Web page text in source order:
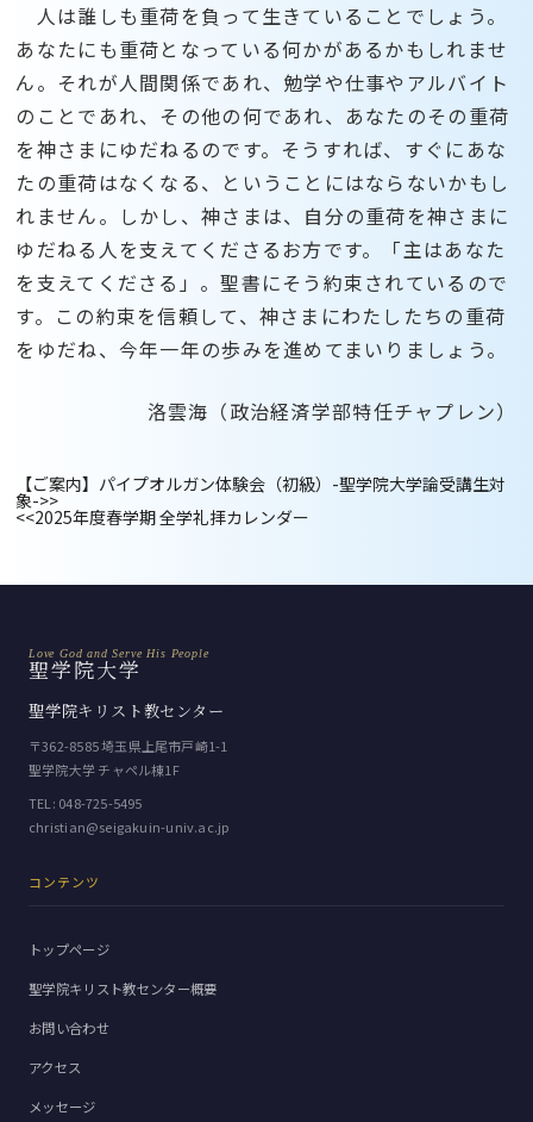
人は誰しも重荷を負って生きていることでしょう。
あなたにも重荷となっている何かがあるかもしれませ
ん。それが人間関係であれ、勉学や仕事やアルバイト
のことであれ、その他の何であれ、あなたのその重荷
を神さまにゆだねるのです。そうすれば、すぐにあな
たの重荷はなくなる、ということにはならないかもし
れません。しかし、神さまは、自分の重荷を神さまに
ゆだねる人を支えてくださるお方です。「主はあなた
を支えてくださる」。聖書にそう約束されているので
す。この約束を信頼して、神さまにわたしたちの重荷
をゆだね、今年一年の歩みを進めてまいりましょう。
洛雲海（政治経済学部特任チャプレン）
【ご案内】パイプオルガン体験会（初級）-聖学院大学論受講生対
象->>
<<2025年度春学期 全学礼拝カレンダー
Love God and Serve His People
聖学院大学
聖学院キリスト教センター
〒362-8585 埼玉県上尾市戸崎1-1
聖学院大学 チャペル棟1F
TEL: 048-725-5495
christian@seigakuin-univ.ac.jp
コンテンツ
トップページ
聖学院キリスト教センター概要
お問い合わせ
アクセス
メッセージ